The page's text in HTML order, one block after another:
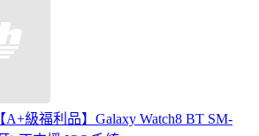
A+級福利品】Galaxy Watch8 BT SM-